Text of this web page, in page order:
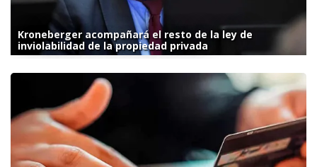
Kroneberger acompañará el resto de la ley de
inviolabilidad de la propiedad privada